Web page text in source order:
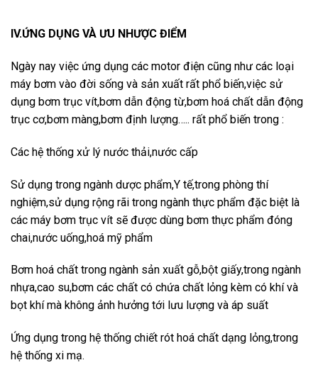
IV.ỨNG DỤNG VÀ ƯU NHƯỢC ĐIỂM
Ngày nay việc ứng dụng các motor điện cũng như các loại
máy bơm vào đời sống và sản xuất rất phổ biến,việc sử
dụng bơm trục vít,bơm dẫn động từ,bơm hoá chất dẫn động
trục cơ,bơm màng,bơm định lượng….. rất phổ biến trong :
Các hệ thống xử lý nước thải,nước cấp
Sử dụng trong ngành dược phẩm,Y tế,trong phòng thí
nghiệm,sử dụng rộng rãi trong ngành thực phẩm đặc biệt là
các máy bơm trục vít sẽ được dùng bơm thực phẩm đóng
chai,nước uống,hoá mỹ phẩm
Bơm hoá chất trong ngành sản xuất gỗ,bột giấy,trong ngành
nhựa,cao su,bơm các chất có chứa chất lỏng kèm có khí và
bọt khí mà không ảnh hưởng tới lưu lượng và áp suất
Ứng dụng trong hệ thống chiết rót hoá chất dạng lỏng,trong
hệ thống xi mạ.